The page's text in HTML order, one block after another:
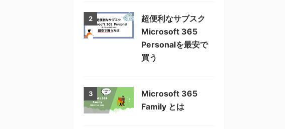
2
超便利なサブスク
Microsoft 365
Personalを最安で
買う
3
Microsoft 365
Family とは